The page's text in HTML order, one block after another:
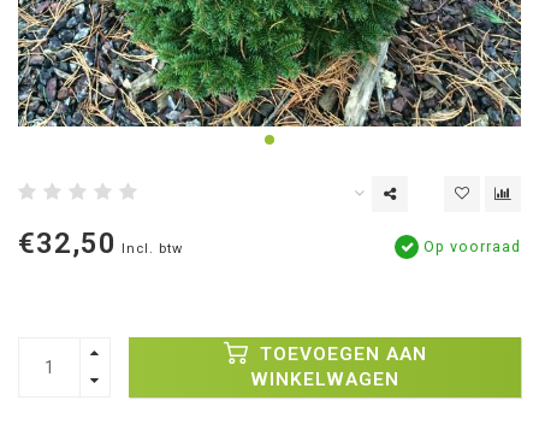
€32,50 Incl. btw Op voorraad
TOEVOEGEN AAN
WINKELWAGEN